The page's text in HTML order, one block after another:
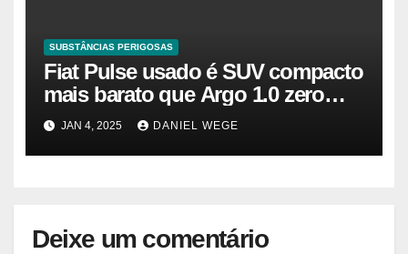
SUBSTÂNCIAS PERIGOSAS
Fiat Pulse usado é SUV compacto
mais barato que Argo 1.0 zero
quilômetro
JAN 4, 2025 DANIEL WEGE
Deixe um comentário